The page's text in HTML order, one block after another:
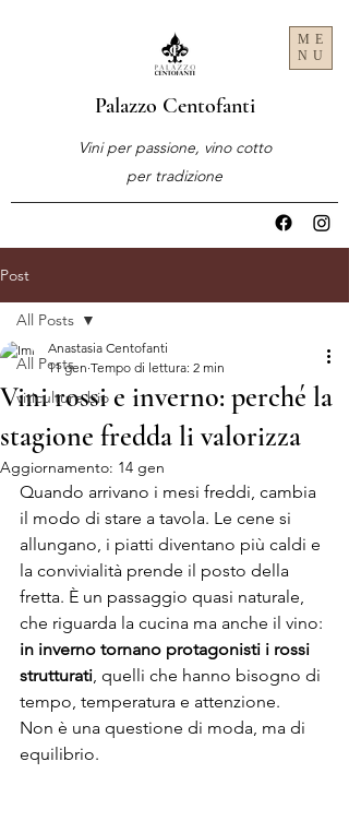
ME
NU
Palazzo Centofanti
Vini per passione, vino cotto
per tradizione
Post
All Posts
viticulture bio
All Posts
Vini rossi e inverno: perché la
stagione fredda li valorizza
Anastasia Centofanti
11 gen Tempo di lettura: 2 min
Aggiornamento: 14 gen
Quando arrivano i mesi freddi, cambia
il modo di stare a tavola. Le cene si
allungano, i piatti diventano più caldi e
la convivialità prende il posto della
fretta. È un passaggio quasi naturale,
che riguarda la cucina ma anche il vino:
in inverno tornano protagonisti i rossi
strutturati, quelli che hanno bisogno di
tempo, temperatura e attenzione.
Non è una questione di moda, ma di
equilibrio.